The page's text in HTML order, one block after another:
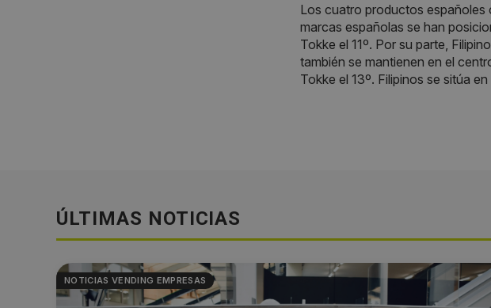
Los cuatro productos españoles
marcas españolas se han
Tokke el 11º. Por su parte,
también se mantienen en el
Tokke el 13º. Filipinos se sitúa
ÚLTIMAS NOTICIAS
NOTICIAS VENDING EMPRESAS